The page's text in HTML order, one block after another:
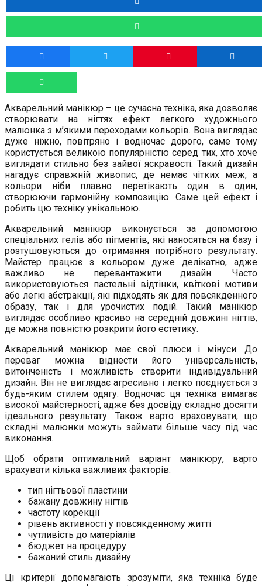
Акварельний манікюр – це сучасна техніка, яка дозволяє
створювати на нігтях ефект легкого художнього
малюнка з м’якими переходами кольорів. Вона виглядає
дуже ніжно, повітряно і водночас дорого, саме тому
користується великою популярністю серед тих, хто хоче
виглядати стильно без зайвої яскравості. Такий дизайн
нагадує справжній живопис, де немає чітких меж, а
кольори ніби плавно перетікають один в один,
створюючи гармонійну композицію. Саме цей ефект і
робить цю техніку унікальною.
Акварельний манікюр виконується за допомогою
спеціальних гелів або пігментів, які наносяться на базу і
розтушовуються до отримання потрібного результату.
Майстер працює з кольором дуже делікатно, адже
важливо не перевантажити дизайн. Часто
використовуються пастельні відтінки, квіткові мотиви
або легкі абстракції, які підходять як для повсякденного
образу, так і для урочистих подій. Такий манікюр
виглядає особливо красиво на середній довжині нігтів,
де можна повністю розкрити його естетику.
Акварельний манікюр має свої плюси і мінуси. До
переваг можна віднести його універсальність,
витонченість і можливість створити індивідуальний
дизайн. Він не виглядає агресивно і легко поєднується з
будь-яким стилем одягу. Водночас ця техніка вимагає
високої майстерності, адже без досвіду складно досягти
ідеального результату. Також варто враховувати, що
складні малюнки можуть займати більше часу під час
виконання.
Щоб обрати оптимальний варіант манікюру, варто
врахувати кілька важливих факторів:
тип нігтьової пластини
бажану довжину нігтів
частоту корекції
рівень активності у повсякденному житті
чутливість до матеріалів
бюджет на процедуру
бажаний стиль дизайну
Ці критерії допомагають зрозуміти, яка техніка буде